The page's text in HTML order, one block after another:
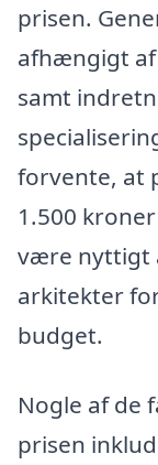
prisen.
afhængigt
samt
forvente, at
1.500
være nyttigt
arkitekter
budget.
Nogle af de
prisen